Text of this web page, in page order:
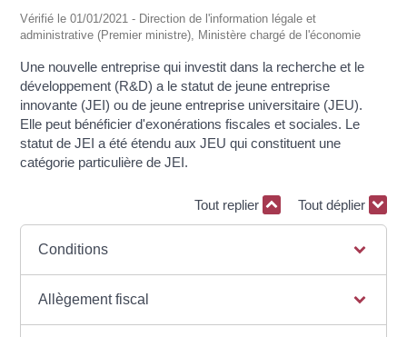
Vérifié le 01/01/2021 - Direction de l'information légale et
administrative (Premier ministre), Ministère chargé de l'économie
Une nouvelle entreprise qui investit dans la recherche et le
développement (R&D) a le statut de jeune entreprise
innovante (JEI) ou de jeune entreprise universitaire (JEU).
Elle peut bénéficier d'exonérations fiscales et sociales. Le
statut de JEI a été étendu aux JEU qui constituent une
catégorie particulière de JEI.
Tout replier Tout déplier
Conditions
Allègement fiscal